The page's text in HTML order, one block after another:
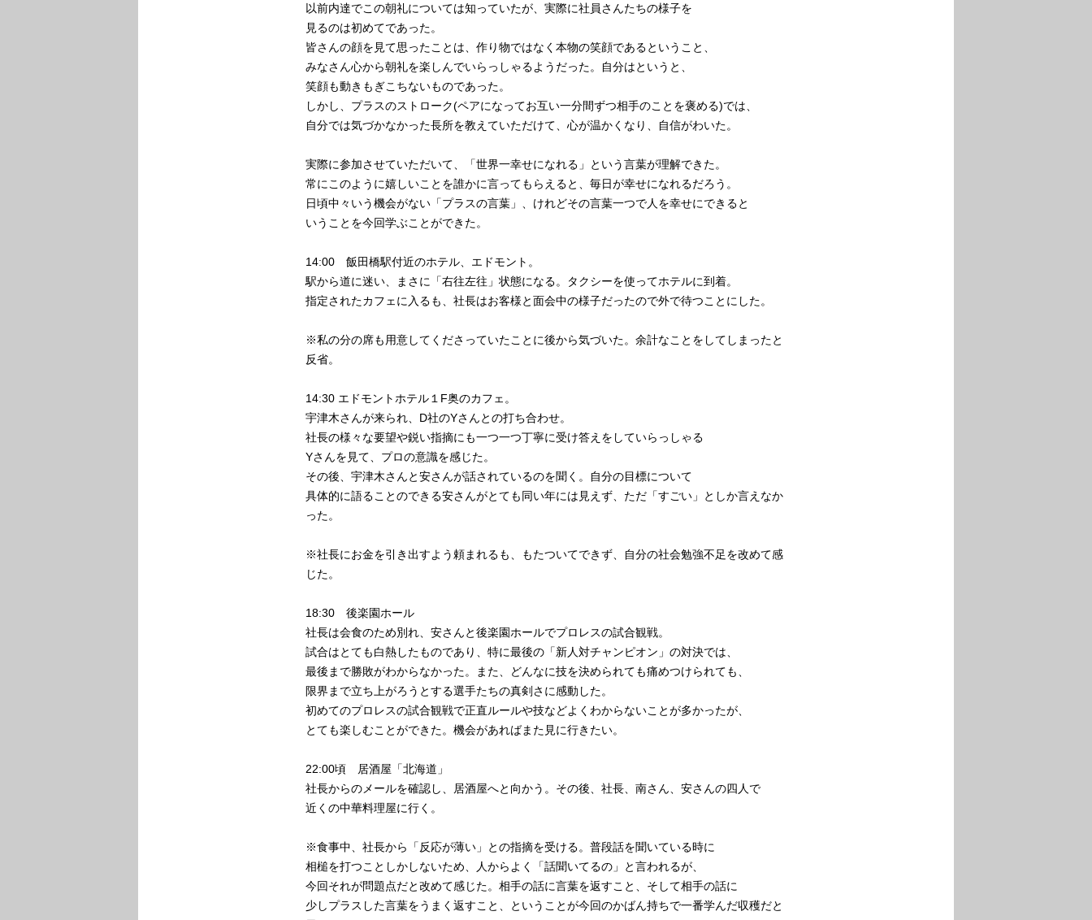
以前内達でこの朝礼については知っていたが、実際に社員さんたちの様子を
見るのは初めてであった。
皆さんの顔を見て思ったことは、作り物ではなく本物の笑顔であるということ、
みなさん心から朝礼を楽しんでいらっしゃるようだった。自分はというと、
笑顔も動きもぎこちないものであった。
しかし、プラスのストローク(ペアになってお互い一分間ずつ相手のことを褒める)では、
自分では気づかなかった長所を教えていただけて、心が温かくなり、自信がわいた。
実際に参加させていただいて、「世界一幸せになれる」という言葉が理解できた。
常にこのように嬉しいことを誰かに言ってもらえると、毎日が幸せになれるだろう。
日頃中々いう機会がない「プラスの言葉」、けれどその言葉一つで人を幸せにできると
いうことを今回学ぶことができた。
14:00 飯田橋駅付近のホテル、エドモント。
駅から道に迷い、まさに「右往左往」状態になる。タクシーを使ってホテルに到着。
指定されたカフェに入るも、社長はお客様と面会中の様子だったので外で待つことにした。
※私の分の席も用意してくださっていたことに後から気づいた。余計なことをしてしまったと
反省。
14:30 エドモントホテル１F奥のカフェ。
宇津木さんが来られ、D社のYさんとの打ち合わせ。
社長の様々な要望や鋭い指摘にも一つ一つ丁寧に受け答えをしていらっしゃる
Yさんを見て、プロの意識を感じた。
その後、宇津木さんと安さんが話されているのを聞く。自分の目標について
具体的に語ることのできる安さんがとても同い年には見えず、ただ「すごい」としか言えなか
った。
※社長にお金を引き出すよう頼まれるも、もたついてできず、自分の社会勉強不足を改めて感
じた。
18:30 後楽園ホール
社長は会食のため別れ、安さんと後楽園ホールでプロレスの試合観戦。
試合はとても白熱したものであり、特に最後の「新人対チャンピオン」の対決では、
最後まで勝敗がわからなかった。また、どんなに技を決められても痛めつけられても、
限界まで立ち上がろうとする選手たちの真剣さに感動した。
初めてのプロレスの試合観戦で正直ルールや技などよくわからないことが多かったが、
とても楽しむことができた。機会があればまた見に行きたい。
22:00頃 居酒屋「北海道」
社長からのメールを確認し、居酒屋へと向かう。その後、社長、南さん、安さんの四人で
近くの中華料理屋に行く。
※食事中、社長から「反応が薄い」との指摘を受ける。普段話を聞いている時に
相槌を打つことしかしないため、人からよく「話聞いてるの」と言われるが、
今回それが問題点だと改めて感じた。相手の話に言葉を返すこと、そして相手の話に
少しプラスした言葉をうまく返すこと、ということが今回のかばん持ちで一番学んだ収穫だと